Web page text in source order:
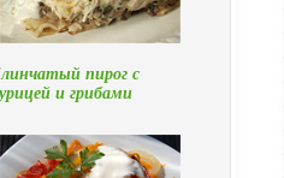
пирог с
и грибами